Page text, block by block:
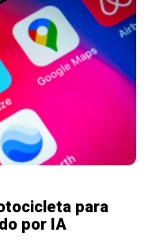
para
por IA